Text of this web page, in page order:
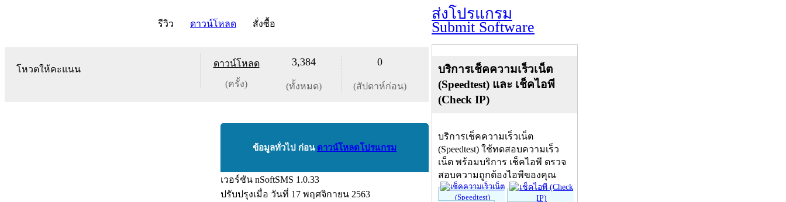
รีวิว ดาวน์โหลด สั่งซื้อ
โหวตให้คะแนน
ดาวน์โหลด
(ครั้ง)
3,384
(ทั้งหมด)
0
(สัปดาห์ก่อน)
ข้อมูลทั่วไป ก่อน ดาวน์โหลดโปรแกรม
เวอร์ชัน nSoftSMS 1.0.33
ปรับปรุงเมื่อ วันที่ 17 พฤศจิกายน 2563
ส่งโปรแกรม
Submit Software
บริการเช็คความเร็วเน็ต
(Speedtest) และ เช็คไอพี
(Check IP)
บริการเช็คความเร็วเน็ต
(Speedtest) ใช้ทดสอบความเร็ว
เน็ต พร้อมบริการ เช็คไอพี ตรวจ
สอบความถูกต้องไอพีของคุณ